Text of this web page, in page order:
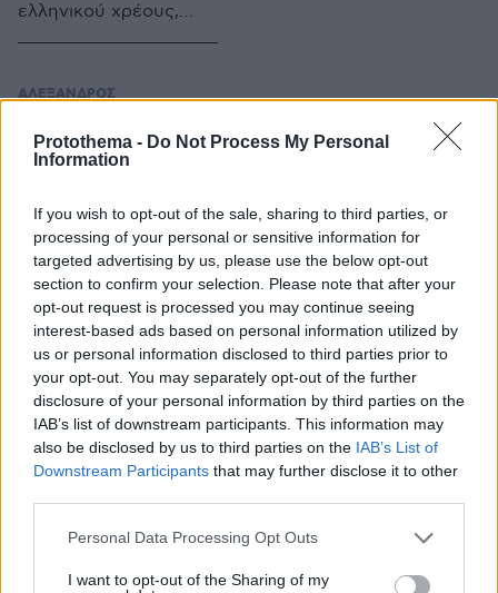
Protothema - Do Not Process My Personal
Information
If you wish to opt-out of the sale, sharing to third parties, or
processing of your personal or sensitive information for
targeted advertising by us, please use the below opt-out
section to confirm your selection. Please note that after your
opt-out request is processed you may continue seeing
interest-based ads based on personal information utilized by
us or personal information disclosed to third parties prior to
your opt-out. You may separately opt-out of the further
disclosure of your personal information by third parties on the
IAB’s list of downstream participants. This information may
also be disclosed by us to third parties on the IAB’s List of
Downstream Participants that may further disclose it to other
Please note that this website/app uses one or more Google
not limited to your visit or usage behaviour. You may click to
Personal Data Processing Opt Outs
I want to opt-out of the Sharing of my
ελληνικού χρέους,
μειώνει το κόστος
εξοικονομεί τόκους
ΑΛΕΞΑΝΔΡΟΣ
Θα προλάβουμε;
Αυγούστου 2026
πρέπει να έχουμε
ολοκληρώσει 177
απαιτητικά ορόσημα
και στόχους,
προκειμένου να μην
τεθεί σε κίνδυνο η
εκταμίευση των
εναπομεινάντων 12,5
δισ. ευρώ από τους
ευρωπαϊκούς πόρους
ΑΛΕΞΑΝΔΡΟΣ
ΚΑΣΙΜΑΤΗΣ
Ακτοπλοϊκά εισιτήρια:
Πέρυσι την πλήρωσαν
τα λιμενικά τέλη,
Από τον Απρίλιο
πίεση στις τιμές
28.01.2026, 06:35 13